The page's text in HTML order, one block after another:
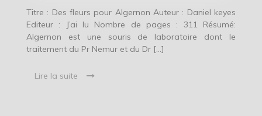
Titre : Des fleurs pour Algernon Auteur : Daniel keyes
Editeur : J’ai lu Nombre de pages : 311 Résumé:
Algernon est une souris de laboratoire dont le
traitement du Pr Nemur et du Dr […]
Lire la suite